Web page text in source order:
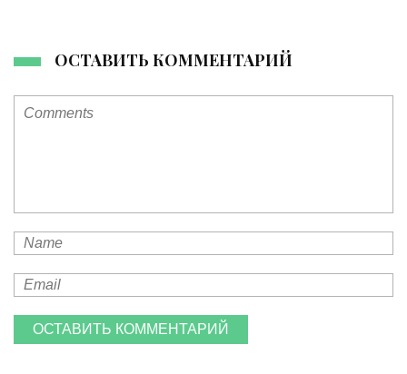
ОСТАВИТЬ КОММЕНТАРИЙ
ОСТАВИТЬ КОММЕНТАРИЙ